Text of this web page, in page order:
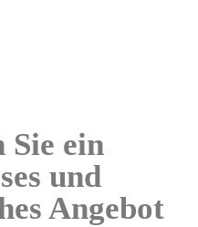
ein
und
Angebot